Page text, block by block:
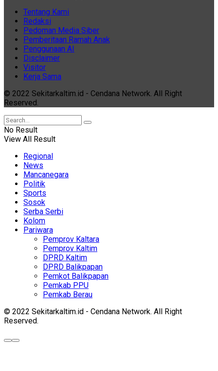
Tentang Kami
Redaksi
Pedoman Media Siber
Pemberitaan Ramah Anak
Penggunaan AI
Disclaimer
Visitor
Kerja Sama
© 2022 Sekitarkaltim.id - Cendana Network. All Right
Reserved.
No Result
View All Result
Regional
News
Mancanegara
Politik
Sports
Sosok
Serba Serbi
Kolom
Pariwara
Pemprov Kaltara
Pemprov Kaltim
DPRD Kaltim
DPRD Balikpapan
Pemkot Balikpapan
Pemkab PPU
Pemkab Berau
© 2022 Sekitarkaltim.id - Cendana Network. All Right
Reserved.